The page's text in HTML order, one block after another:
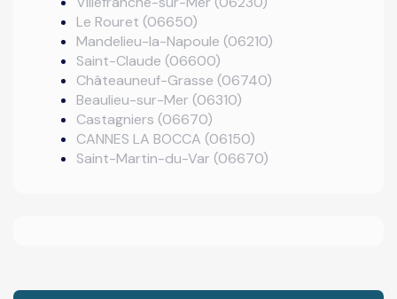
Le Rouret (06650)
Mandelieu-la-Napoule (06210)
Saint-Claude (06600)
Châteauneuf-Grasse (06740)
Beaulieu-sur-Mer (06310)
Castagniers (06670)
CANNES LA BOCCA (06150)
Saint-Martin-du-Var (06670)